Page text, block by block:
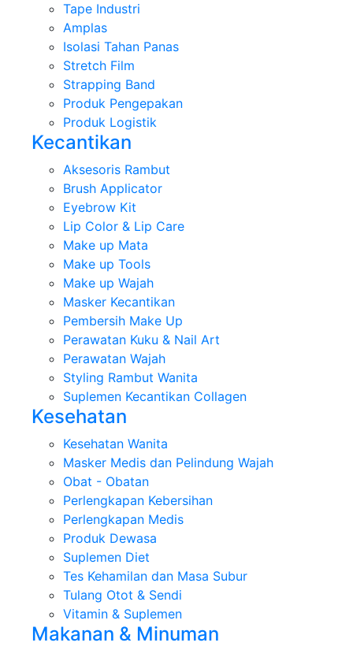
Tape Industri
Amplas
Isolasi Tahan Panas
Stretch Film
Strapping Band
Produk Pengepakan
Produk Logistik
Kecantikan
Aksesoris Rambut
Brush Applicator
Eyebrow Kit
Lip Color & Lip Care
Make up Mata
Make up Tools
Make up Wajah
Masker Kecantikan
Pembersih Make Up
Perawatan Kuku & Nail Art
Perawatan Wajah
Styling Rambut Wanita
Suplemen Kecantikan Collagen
Kesehatan
Kesehatan Wanita
Masker Medis dan Pelindung Wajah
Obat - Obatan
Perlengkapan Kebersihan
Perlengkapan Medis
Produk Dewasa
Suplemen Diet
Tes Kehamilan dan Masa Subur
Tulang Otot & Sendi
Vitamin & Suplemen
Makanan & Minuman